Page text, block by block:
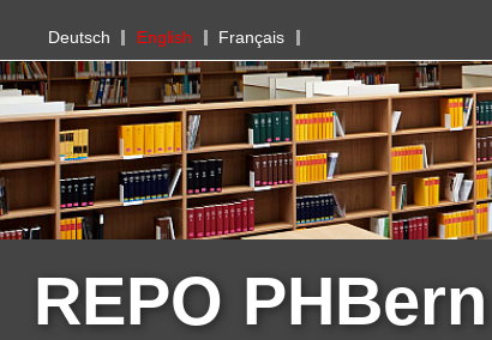
PHBern
Deutsch English Français
REPO PHBern